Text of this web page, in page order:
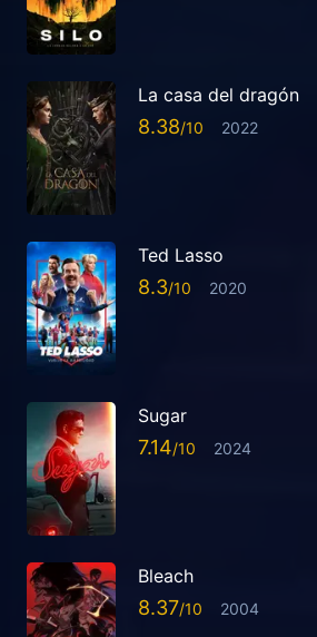
La casa del dragón
8.38 2022
Ted Lasso
8.3 2020
Sugar
7.14 2024
Bleach
8.37 2004